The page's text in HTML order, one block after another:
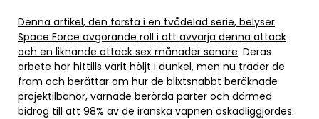
Denna artikel, den första i en tvådelad serie, belyser
Space Force avgörande roll i att avvärja denna attack
och en liknande attack sex månader senare. Deras
arbete har hittills varit höljt i dunkel, men nu träder de
fram och berättar om hur de blixtsnabbt beräknade
projektilbanor, varnade berörda parter och därmed
bidrog till att 98% av de iranska vapnen oskadliggjordes.